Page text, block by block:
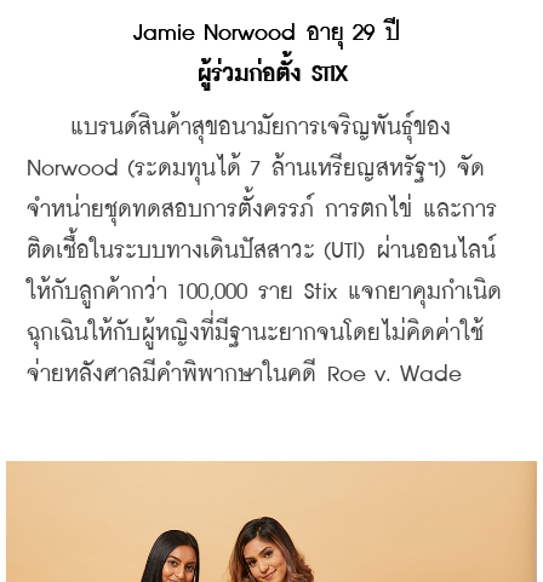
Jamie Norwood อายุ 29 ปี
ผู้ร่วมก่อตั้ง STIX
แบรนด์สินค้าสุขอนามัยการเจริญพันธุ์ของ
Norwood (ระดมทุนได้ 7 ล้านเหรียญสหรัฐฯ) จัด
จำหน่ายชุดทดสอบการตั้งครรภ์ การตกไข่ และการ
ติดเชื้อในระบบทางเดินปัสสาวะ (UTI) ผ่านออนไลน์
ให้กับลูกค้ากว่า 100,000 ราย Stix แจกยาคุมกำเนิด
ฉุกเฉินให้กับผู้หญิงที่มีฐานะยากจนโดยไม่คิดค่าใช้
จ่ายหลังศาลมีคำพิพากษาในคดี Roe v. Wade